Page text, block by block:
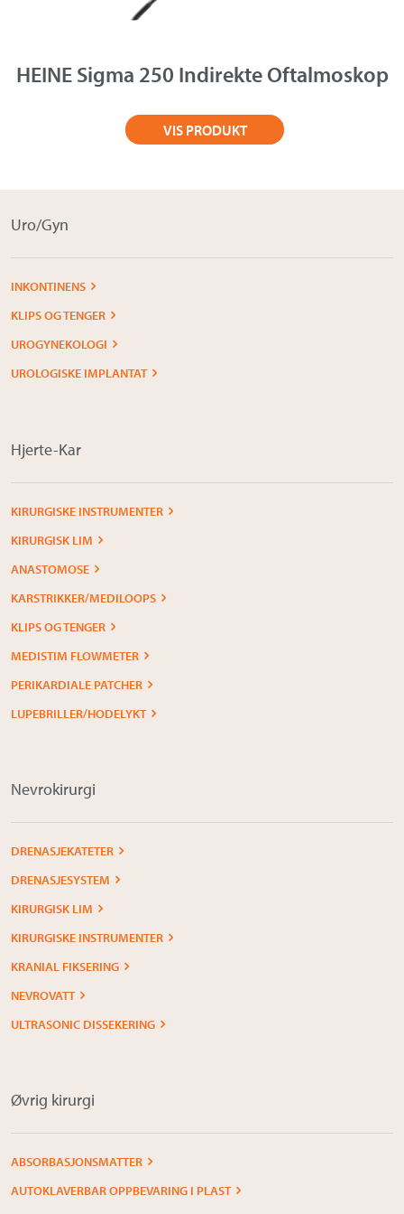
HEINE Sigma 250 Indirekte Oftalmoskop
VIS PRODUKT
Uro/Gyn
INKONTINENS
KLIPS OG TENGER
UROGYNEKOLOGI
UROLOGISKE IMPLANTAT
Hjerte-Kar
KIRURGISKE INSTRUMENTER
KIRURGISK LIM
ANASTOMOSE
KARSTRIKKER/MEDILOOPS
KLIPS OG TENGER
MEDISTIM FLOWMETER
PERIKARDIALE PATCHER
LUPEBRILLER/HODELYKT
Nevrokirurgi
DRENASJEKATETER
DRENASJESYSTEM
KIRURGISK LIM
KIRURGISKE INSTRUMENTER
KRANIAL FIKSERING
NEVROVATT
ULTRASONIC DISSEKERING
Øvrig kirurgi
ABSORBASJONSMATTER
AUTOKLAVERBAR OPPBEVARING I PLAST